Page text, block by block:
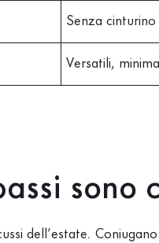
Senza
Versatili,
sono
dell’estate. Coniugano